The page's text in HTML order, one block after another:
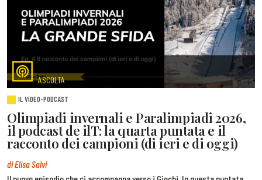
ASCOLTA
IL VIDEO-PODCAST
Olimpiadi invernali e Paralimpiadi 2026,
il podcast de ilT: la quarta puntata e il
racconto dei campioni (di ieri e di oggi)
di Elisa Salvi